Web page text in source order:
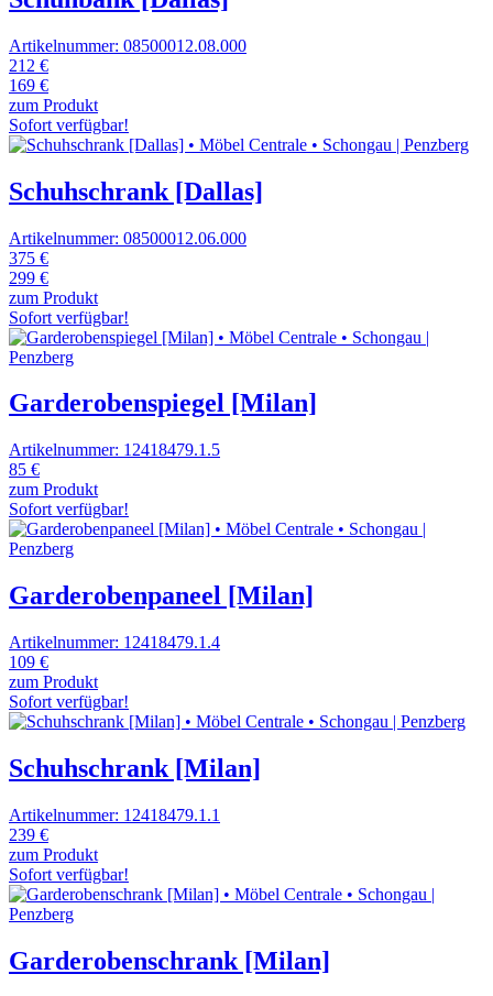
Artikelnummer: 08500012.08.000
212 €
169 €
zum Produkt
Sofort verfügbar!
Schuhschrank [Dallas]
Artikelnummer: 08500012.06.000
375 €
299 €
zum Produkt
Sofort verfügbar!
Garderobenspiegel [Milan]
Artikelnummer: 12418479.1.5
85 €
zum Produkt
Sofort verfügbar!
Garderobenpaneel [Milan]
Artikelnummer: 12418479.1.4
109 €
zum Produkt
Sofort verfügbar!
Schuhschrank [Milan]
Artikelnummer: 12418479.1.1
239 €
zum Produkt
Sofort verfügbar!
Garderobenschrank [Milan]